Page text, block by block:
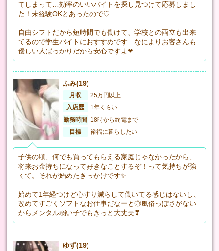
てしまって…効率のいいバイトを探し見つけて応募しまし
た！未経験OKとあったので♡
自由シフトだから短時間でも働けて、学校との両立も出来
てるので学生バイトにおすすめです！なによりお客さんも
優しい人ばっかりだから安心ですよ❤
ふみ(19)
月収
25万円以上
入店歴
1年くらい
勤務時間
18時から終電まで
目標
裕福に暮らしたい
子供の頃、何でも買ってもらえる家庭じゃなかったから、
将来お金持ちになって好きなことするぞ！って気持ちが強
くて。それが始めたきっかけです✨
始めて1年経つけど心すり減らして働いてる感じはないし、
改めてすごくソフトなお仕事だなーと◎風俗っぽさがない
からメンタル弱い子でもきっと大丈夫❣
ゆず(19)